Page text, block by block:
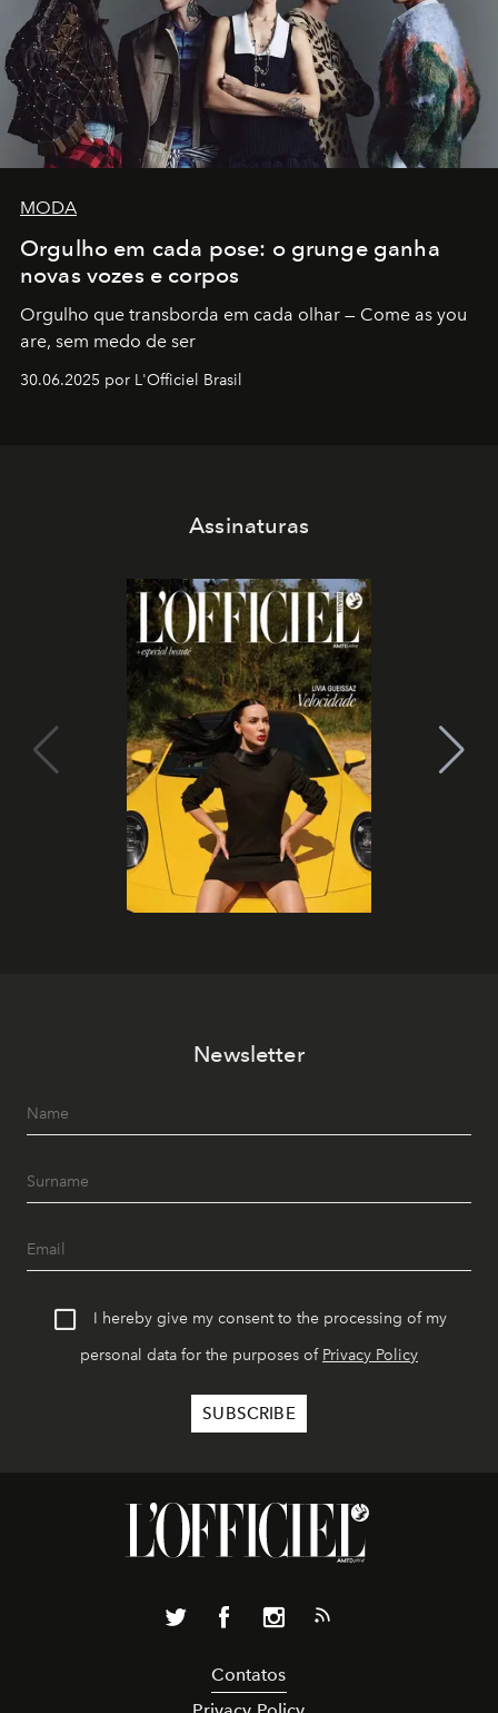
MODA
Orgulho em cada pose: o grunge ganha
novas vozes e corpos
Orgulho que transborda em cada olhar — Come as you
are, sem medo de ser
30.06.2025 por L'Officiel Brasil
Assinaturas
Newsletter
I hereby give my consent to the processing of my
personal data for the purposes of Privacy Policy
Contatos